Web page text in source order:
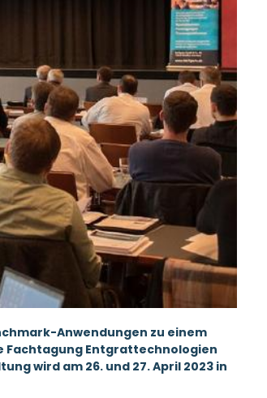
Anwendungen zu einem
Fachtagung Entgrattechnologien
wird am 26. und 27. April 2023 in